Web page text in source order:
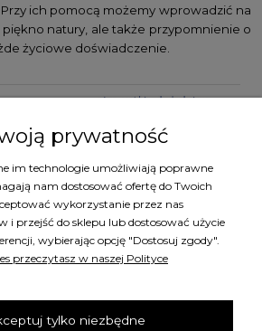
ich pomocą możemy wprowadzić na
natury, ale także przypomnienie o
życiowe doświadczenie.
KATEGORIE
MARKI
ZAKUPY
prywatność
im technologie umożliwiają poprawne
nam dostosować ofertę do Twoich
wykorzystanie przez nas
i przejść do sklepu lub dostosować użycie
wybierając opcję "Dostosuj zgody".
przeczytasz w naszej Polityce
tylko niezbędne